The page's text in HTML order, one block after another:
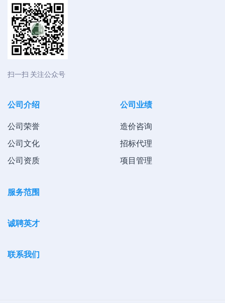
扫一扫 关注公众号
公司介绍
公司荣誉
公司文化
公司资质
公司业绩
造价咨询
招标代理
项目管理
服务范围
诚聘英才
联系我们